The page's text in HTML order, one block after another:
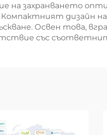
на захранването
дизайн
Освен това,
със